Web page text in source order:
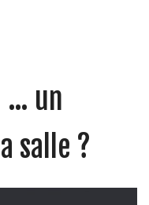
… un
salle ?